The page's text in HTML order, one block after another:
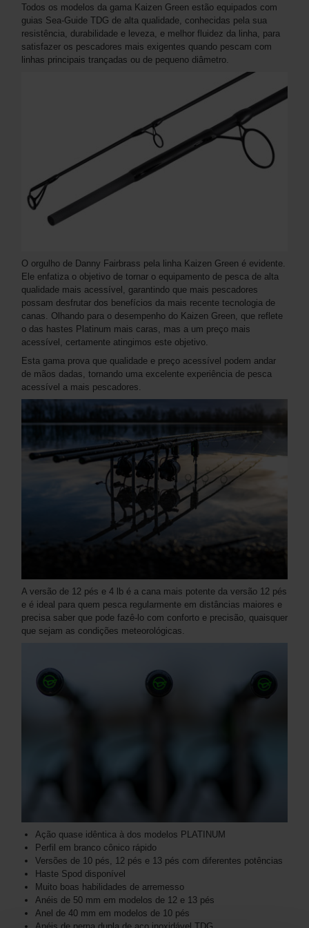
Todos os modelos da gama Kaizen Green estão equipados com
guias Sea-Guide TDG de alta qualidade, conhecidas pela sua
resistência, durabilidade e leveza, e melhor fluidez da linha, para
satisfazer os pescadores mais exigentes quando pescam com
linhas principais trançadas ou de pequeno diâmetro.
O orgulho de Danny Fairbrass pela linha Kaizen Green é evidente.
Ele enfatiza o objetivo de tornar o equipamento de pesca de alta
qualidade mais acessível, garantindo que mais pescadores
possam desfrutar dos benefícios da mais recente tecnologia de
canas. Olhando para o desempenho do Kaizen Green, que reflete
o das hastes Platinum mais caras, mas a um preço mais
acessível, certamente atingimos este objetivo.
Esta gama prova que qualidade e preço acessível podem andar
de mãos dadas, tornando uma excelente experiência de pesca
acessível a mais pescadores.
A versão de 12 pés e 4 lb é a cana mais potente da versão 12 pés
e é ideal para quem pesca regularmente em distâncias maiores e
precisa saber que pode fazê-lo com conforto e precisão, quaisquer
que sejam as condições meteorológicas.
Ação quase idêntica à dos modelos PLATINUM
Perfil em branco cônico rápido
Versões de 10 pés, 12 pés e 13 pés com diferentes potências
Haste Spod disponível
Muito boas habilidades de arremesso
Anéis de 50 mm em modelos de 12 e 13 pés
Anel de 40 mm em modelos de 10 pés